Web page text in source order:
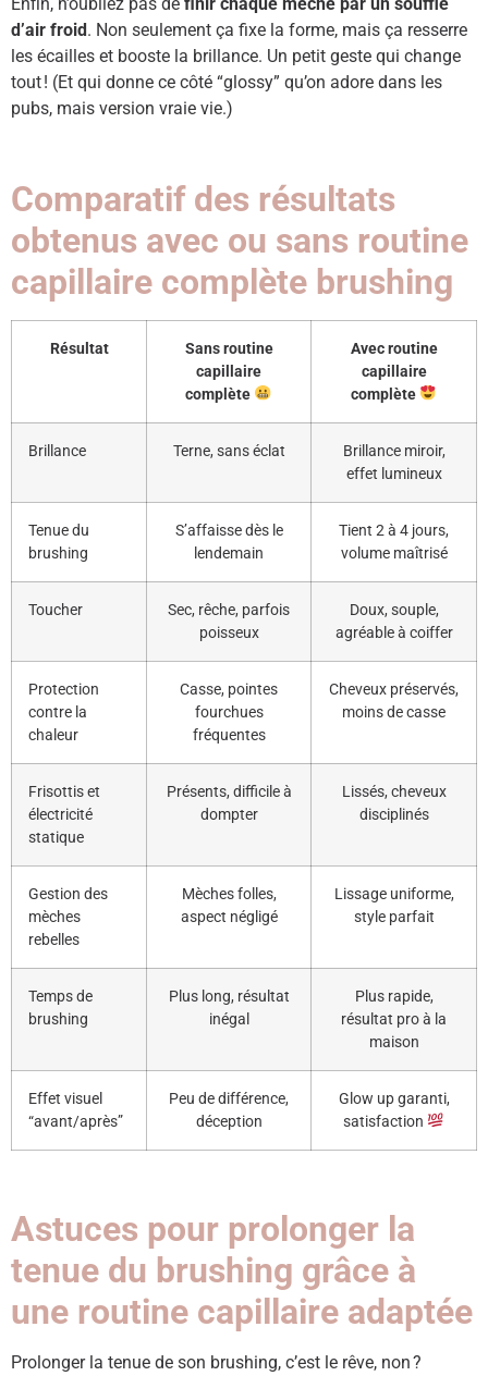
d’air froid. Non seulement ça fixe la forme, mais ça resserre
les écailles et booste la brillance. Un petit geste qui change
tout ! (Et qui donne ce côté “glossy” qu’on adore dans les
pubs, mais version vraie vie.)
Comparatif des résultats
obtenus avec ou sans routine
capillaire complète brushing
Résultat
Sans routine
capillaire
complète
Avec routine
capillaire
complète
Brillance Terne, sans éclat
Brillance miroir,
effet lumineux
Tenue du
brushing
S’affaisse dès le
lendemain
Tient 2 à 4 jours,
volume maîtrisé
Toucher
Sec, rêche, parfois
poisseux
Doux, souple,
agréable à coiffer
Protection
contre la
chaleur
Casse, pointes
fourchues
fréquentes
Cheveux préservés,
moins de casse
Frisottis et
électricité
statique
Présents, difficile à
dompter
Lissés, cheveux
disciplinés
Gestion des
mèches
rebelles
Mèches folles,
aspect négligé
Lissage uniforme,
style parfait
Temps de
brushing
Plus long, résultat
inégal
Plus rapide,
résultat pro à la
maison
Effet visuel
“avant/après”
Peu de différence,
déception
Glow up garanti,
satisfaction
Astuces pour prolonger la
tenue du brushing grâce à
une routine capillaire adaptée
Prolonger la tenue de son brushing, c’est le rêve, non ?